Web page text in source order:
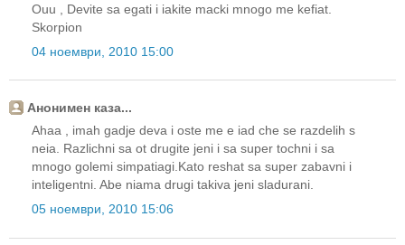
Οuu , Devite sa egati i iakite macki mnogo me kefiat.
Skorpion
04 ноември, 2010 15:00
Анонимен каза...
Ahaa , imah gadje deva i oste me e iad che se razdelih s
neia. Razlichni sa ot drugite jeni i sa super tochni i sa
mnogo golemi simpatiagi.Kato reshat sa super zabavni i
inteligentni. Abe niama drugi takiva jeni sladurani.
05 ноември, 2010 15:06